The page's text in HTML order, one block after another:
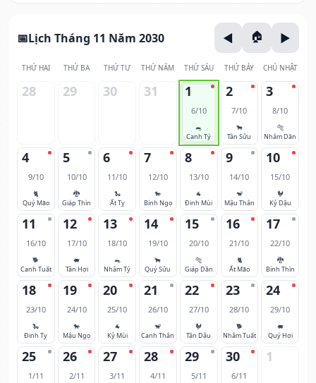
Lịch Tháng 11 Năm 2030
THỨ HAI THỨ BA THỨ TƯ THỨ NĂM THỨ SÁU THỨ BẢY CHỦ NHẬT
28 29 30 31 1
6/10
🐀
Canh Tý
2
7/10
🐂
Tân Sửu
3
8/10
🐅
Nhâm Dần
4
9/10
🐈
Quý Mão
5
10/10
🐉
Giáp Thìn
6
11/10
🐍
Ất Tỵ
7
12/10
🐎
Bính Ngọ
8
13/10
🐐
Đinh Mùi
9
14/10
🐒
Mậu Thân
10
15/10
🐓
Kỷ Dậu
11
16/10
🐕
Canh Tuất
12
17/10
🐖
Tân Hợi
13
18/10
🐀
Nhâm Tý
14
19/10
🐂
Quý Sửu
15
20/10
🐅
Giáp Dần
16
21/10
🐈
Ất Mão
17
22/10
🐉
Bính Thìn
18
23/10
🐍
Đinh Tỵ
19
24/10
🐎
Mậu Ngọ
20
25/10
🐐
Kỷ Mùi
21
26/10
🐒
Canh Thân
22
27/10
🐓
Tân Dậu
23
28/10
🐕
Nhâm Tuất
24
29/10
🐖
Quý Hợi
25
1/11
26
2/11
27
3/11
28
4/11
29
5/11
30
6/11
1